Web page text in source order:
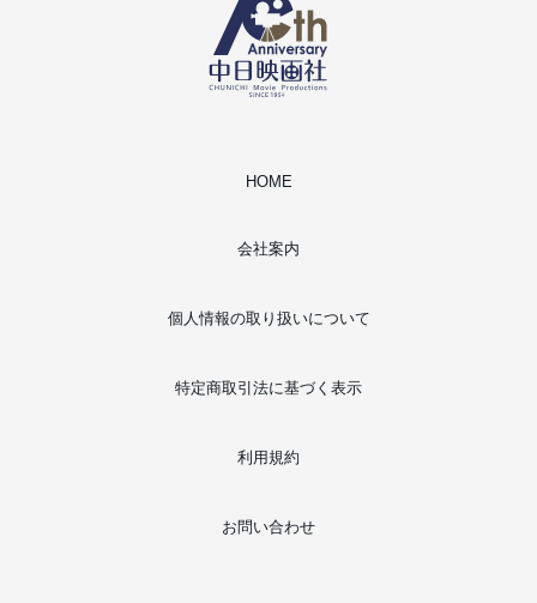
HOME
会社案内
個人情報の取り扱いについて
特定商取引法に基づく表示
利用規約
お問い合わせ